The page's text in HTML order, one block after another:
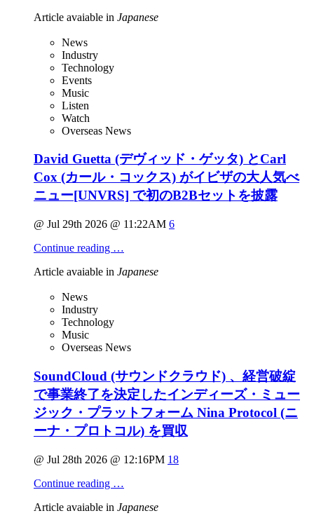
Article avaiable in Japanese
News
Industry
Technology
Events
Music
Listen
Watch
Overseas News
David Guetta (デヴィッド・ゲッタ) とCarl
Cox (カール・コックス) がイビザの大人気べ
ニュー[UNVRS] で初のB2Bセットを披露
@ Jul 29th 2026 @ 11:22AM 6
Continue reading …
Article avaiable in Japanese
News
Industry
Technology
Music
Overseas News
SoundCloud (サウンドクラウド) 、経営破綻
で事業終了を決定したインディーズ・ミュー
ジック・プラットフォーム Nina Protocol (ニ
ーナ・プロトコル) を買収
@ Jul 28th 2026 @ 12:16PM 18
Continue reading …
Article avaiable in Japanese